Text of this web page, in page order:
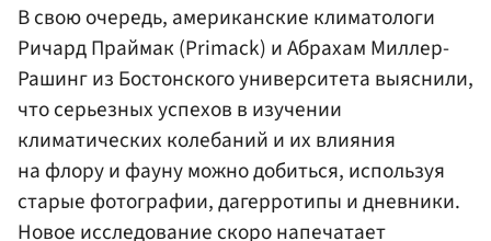
В свою очередь, американские климатологи
Ричард Праймак (Primack) и Абрахам Миллер-
Рашинг из Бостонского университета выяснили,
что серьезных успехов в изучении
климатических колебаний и их влияния
на флору и фауну можно добиться, используя
старые фотографии, дагерротипы и дневники.
Новое исследование скоро напечатает